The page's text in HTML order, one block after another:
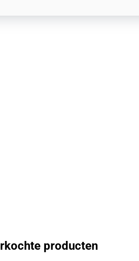
producten